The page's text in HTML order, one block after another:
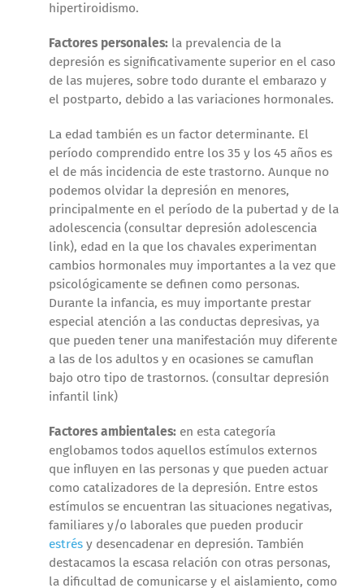
hipertiroidismo.
Factores personales: la prevalencia de la
depresión es significativamente superior en el caso
de las mujeres, sobre todo durante el embarazo y
el postparto, debido a las variaciones hormonales.
La edad también es un factor determinante. El
período comprendido entre los 35 y los 45 años es
el de más incidencia de este trastorno. Aunque no
podemos olvidar la depresión en menores,
principalmente en el período de la pubertad y de la
adolescencia (consultar depresión adolescencia
link), edad en la que los chavales experimentan
cambios hormonales muy importantes a la vez que
psicológicamente se definen como personas.
Durante la infancia, es muy importante prestar
especial atención a las conductas depresivas, ya
que pueden tener una manifestación muy diferente
a las de los adultos y en ocasiones se camuflan
bajo otro tipo de trastornos. (consultar depresión
infantil link)
Factores ambientales: en esta categoría
englobamos todos aquellos estímulos externos
que influyen en las personas y que pueden actuar
como catalizadores de la depresión. Entre estos
estímulos se encuentran las situaciones negativas,
familiares y/o laborales que pueden producir
estrés y desencadenar en depresión. También
destacamos la escasa relación con otras personas,
la dificultad de comunicarse y el aislamiento, como